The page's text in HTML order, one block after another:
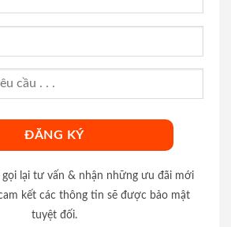
lại tư vấn & nhận những ưu đãi mới
kết các thông tin sẽ được bảo mật
tuyệt đối.